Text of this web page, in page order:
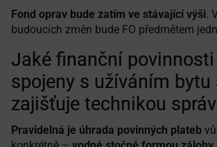
Fond oprav bude zatím ve stávající výši.
budoucích změn bude FO předmětem
Jaké finanční
spojeny s užíváním bytu
zajišťuje technikou
Pravidelná je úhrada povinných plateb